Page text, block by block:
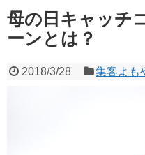
母の日キャッチ
ーンとは？
2018/3/28 集客よも